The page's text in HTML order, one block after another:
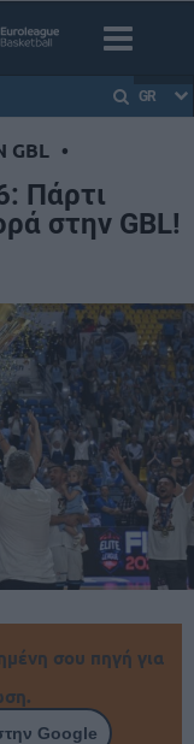
GR
GBL •
Πάρτι
στην GBL!
σου πηγή για
Google